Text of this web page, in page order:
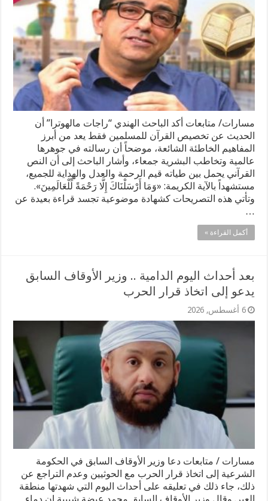
مسارات/ متابعات أكد الباحث الهندي “راجات مالهوترا” أن
الحديث عن تخصيص القرآن للمسلمين فقط يعد من أبرز
المفاهيم الخاطئة الشائعة، موضحاً أن رسالته في جوهرها
عالمية وتخاطب البشرية جمعاء، وأشار الباحث إلى أن النص
القرآني يحمل بين طياته قيم الرحمة والعدل والهداية للجميع،
مستشهداً بالآية الكريمة: «وَمَا أَرْسَلْنَاكَ إِلَّا رَحْمَةً لِّلْعَالَمِينَ».
وتأتي هذه التصريحات كشهادة موضوعية تجسد قراءة بعيدة عن
…
أكمل القراءة »
بعد أحداث اليوم الدامية .. وزير الأوقاف السابق
يدعو إلى اتخاذ قرار الحرب
6 أغسطس, 2026
مسارات / متابعات دعا وزير الأوقاف السابق في الحكومة
الشرعية إلى اتخاذ قرار الحرب مع الحوثيين وعدم التراجع عن
ذلك، جاء ذلك في تعليقه على أحداث اليوم التي شهدتها منطقة